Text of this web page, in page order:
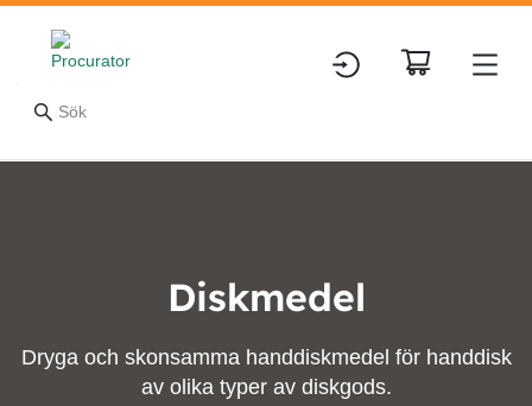
Diskmedel
Dryga och skonsamma handdiskmedel för handdisk
av olika typer av diskgods.